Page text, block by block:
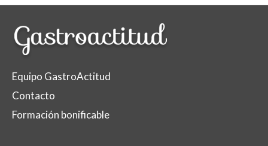
Equipo GastroActitud
Contacto
Formación bonificable